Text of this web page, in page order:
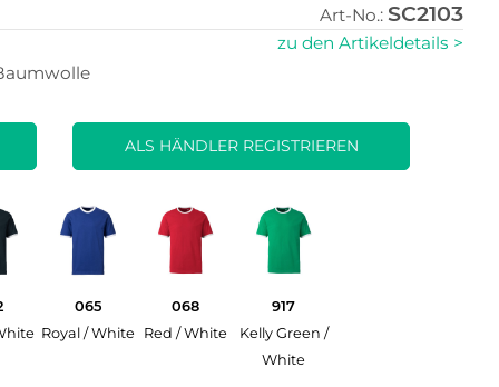
Art-No.: SC2103
zu den Artikeldetails >
ALS HÄNDLER REGISTRIEREN
065
Royal / White
068
Red / White
917
Kelly Green /
White